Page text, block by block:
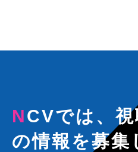
NCVでは、視聴者さまから
の情報を募集